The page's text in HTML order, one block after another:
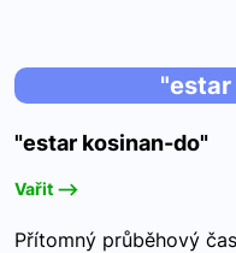
"estar kosinan-do"
Vařit -->
Přítomný průběhový